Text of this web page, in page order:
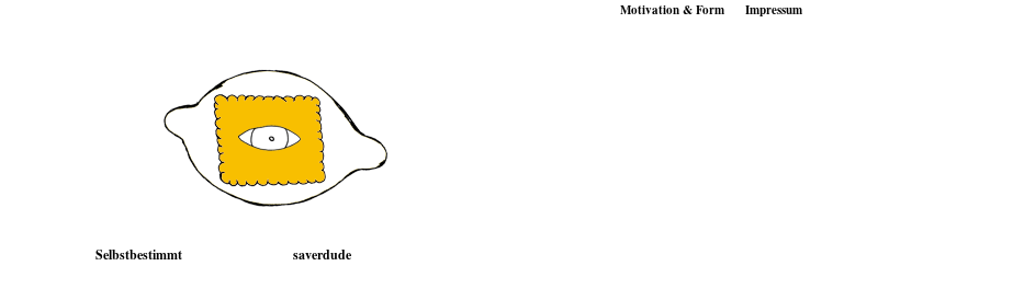
Motivation & Form Impressum
Selbstbestimmt saverdude